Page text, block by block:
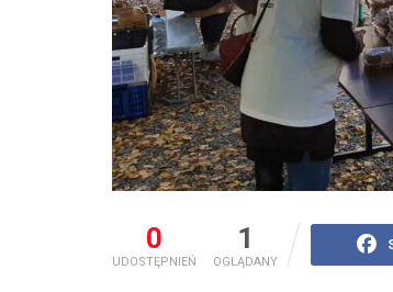
0
UDOSTĘPNIEŃ
1
OGLĄDANY